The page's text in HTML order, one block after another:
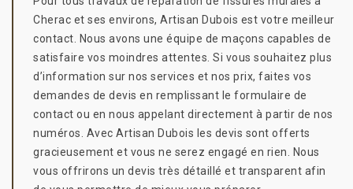
Cherac et ses environs, Artisan Dubois est votre meilleur
contact. Nous avons une équipe de maçons capables de
satisfaire vos moindres attentes. Si vous souhaitez plus
d’information sur nos services et nos prix, faites vos
demandes de devis en remplissant le formulaire de
contact ou en nous appelant directement à partir de nos
numéros. Avec Artisan Dubois les devis sont offerts
gracieusement et vous ne serez engagé en rien. Nous
vous offrirons un devis très détaillé et transparent afin